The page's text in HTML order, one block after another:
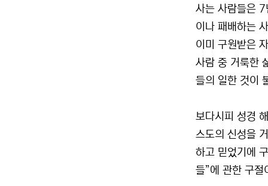
사는 사람들은
이나 패배하는
이미 구원받은
사람 중 거룩한
들의 일한 것이
보다시피 성경
스도의 신성을
하고 믿었기에
들”에 관한 구절